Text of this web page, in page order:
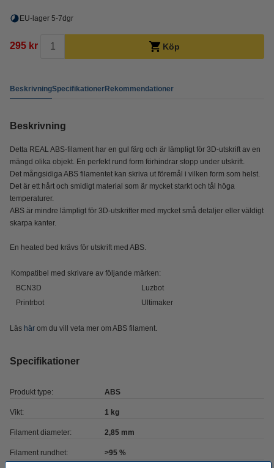
EU-lager 5-7dgr
295 kr Köp
BeskrivningSpecifikationerRekommendationer
Beskrivning
Detta REAL ABS-filament har en gul färg och är lämpligt för 3D-utskrift av en
mängd olika objekt. En perfekt rund form förhindrar stopp under utskrift.
Det mångsidiga ABS filamentet kan skriva ut föremål i vilken form som helst.
Det är ett hårt och smidigt material som är mycket starkt och tål höga
temperaturer.
ABS är mindre lämpligt för 3D-utskrifter med mycket små detaljer eller väldigt
skarpa kanter.
En heated bed krävs för utskrift med ABS.
Kompatibel med skrivare av följande märken:
BCN3D
Luzbot
Printrbot
Ultimaker
Läs här om du vill veta mer om ABS filament.
Specifikationer
Produkt type: ABS
Vikt: 1 kg
Filament diameter: 2,85 mm
Filament rundhet: >95 %